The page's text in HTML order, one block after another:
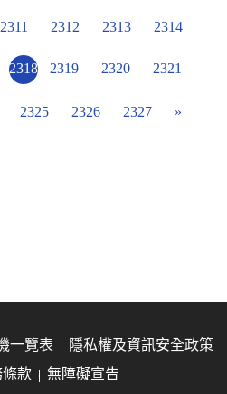
2311 2312 2313 2314
2318 2319 2320 2321
2325 2326 2327 »
一覽表
隱私權及資訊安全政策
款
無障礙宣告